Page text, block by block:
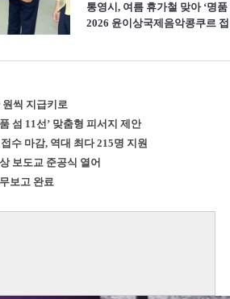
통영시, 여름 휴가철 맞아 ‘명
2026 윤이상국제음악콩쿠르
씩 지급키로
섬 11선’ 맞춤형 피서지 제안
수 마감, 역대 최다 215명 지원
보도교 준공식 열어
보고 완료